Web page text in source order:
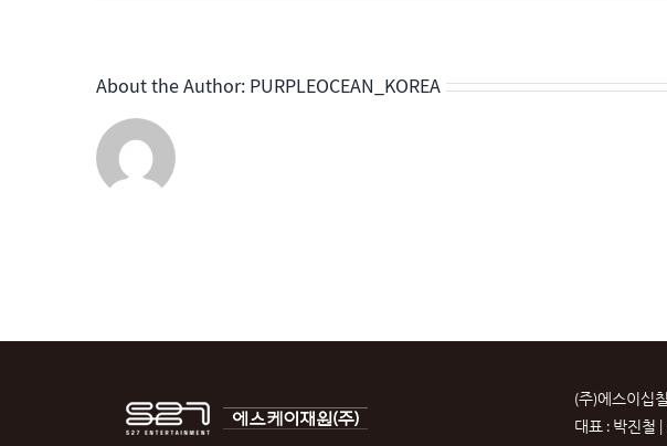
타
About the Author: PURPLEOCEAN_KOREA
(주)에스이십
대표 : 박진철 |